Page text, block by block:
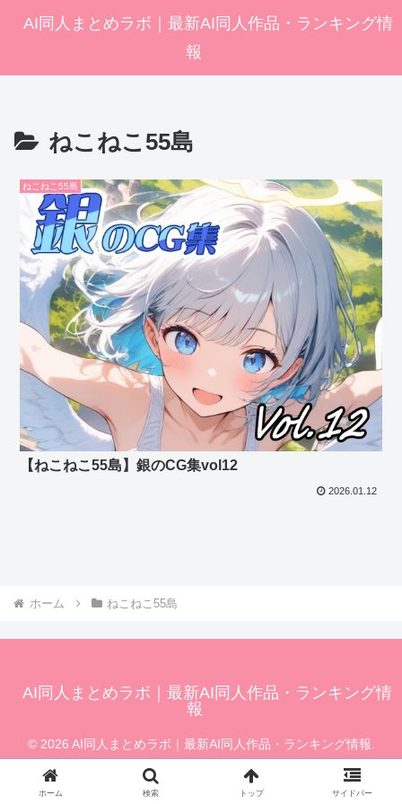
AI同人まとめラボ｜最新AI同人作品・ランキング情
報
ねこねこ55島
ねこねこ55島
【ねこねこ55島】銀のCG集vol12
2026.01.12
ホーム ねこねこ55島
AI同人まとめラボ｜最新AI同人作品・ランキング情
報
© 2026 AI同人まとめラボ｜最新AI同人作品・ランキング情報.
ホーム 検索 トップ サイドバー